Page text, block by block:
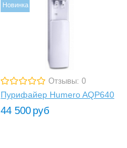
Новинка
Отзывы: 0
Пурифайер Humero AQP640
44 500 руб